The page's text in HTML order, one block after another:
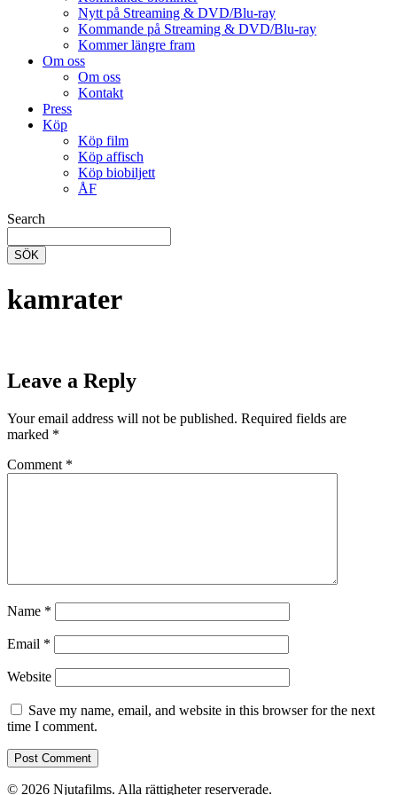
Nytt på Streaming & DVD/Blu-ray
Kommande på Streaming & DVD/Blu-ray
Kommer längre fram
Om oss
Om oss
Kontakt
Press
Köp
Köp film
Köp affisch
Köp biobiljett
ÅF
Search
SÖK
kamrater
Leave a Reply
Your email address will not be published. Required fields are
marked *
Comment *
Name *
Email *
Website
Save my name, email, and website in this browser for the next
time I comment.
© 2026 Njutafilms. Alla rättigheter reserverade.